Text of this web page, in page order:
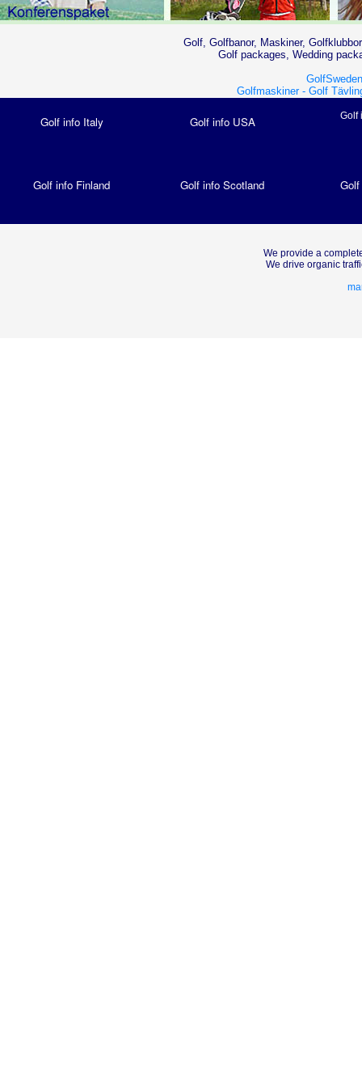
Golf, Golfbanor, Maskiner,
Golf packages, Wedding
Golfmaskiner - Golf
Golf info Italy Golf info USA Golf
Golf info Finland Golf info Scotland
We provide a
We drive organic